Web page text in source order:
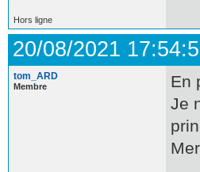
Hors ligne
20/08/2021
tom_ARD
Membre
En
Je